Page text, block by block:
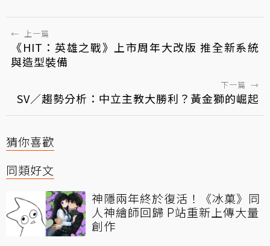
← 上一篇
《HIT：英雄之戰》上市周年大改版 推全新系統
與造型裝備
下一篇 →
SV／趨勢分析：中立主教大勝利？黃金獅的崛起
猜你喜歡
同類好文
神隱兩年終於復活！《冰菓》同
人神繪師回歸 P站重新上傳大量
創作